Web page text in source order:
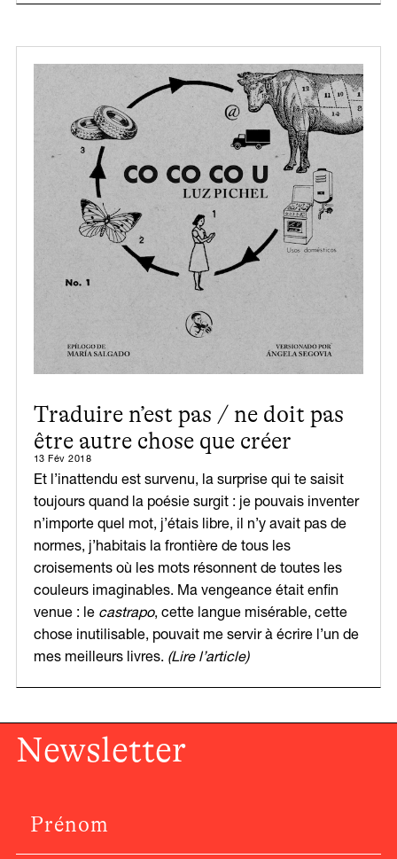
Traduire n’est pas / ne doit pas
être autre chose que créer
13 Fév 2018
Et l’inattendu est survenu, la surprise qui te saisit
toujours quand la poésie surgit : je pouvais inventer
n’importe quel mot, j’étais libre, il n’y avait pas de
normes, j’habitais la frontière de tous les
croisements où les mots résonnent de toutes les
couleurs imaginables. Ma vengeance était enfin
venue : le castrapo, cette langue misérable, cette
chose inutilisable, pouvait me servir à écrire l’un de
mes meilleurs livres. (Lire l’article)
Newsletter